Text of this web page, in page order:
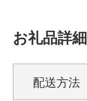
お礼品詳細
配送方法